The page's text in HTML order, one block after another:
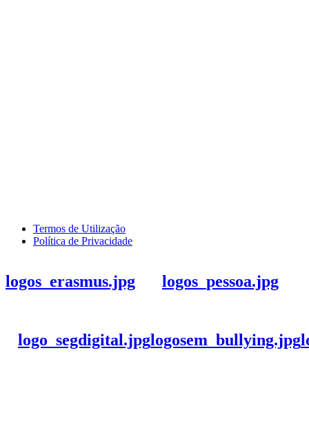
Termos de Utilização
Política de Privacidade
logos_erasmus.jpg logos_pessoa.jpg
logo_segdigital.jpglogosem_bullying.jpg